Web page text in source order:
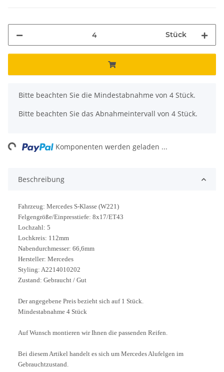
Stück
x
Bitte beachten Sie die Mindestabnahme von 4 Stück.
Bitte beachten Sie das Abnahmeintervall von 4 Stück.
Komponenten werden geladen ...
Beschreibung
Fahrzeug: Mercedes S-Klasse (W221)
Felgengröße/Einpresstiefe: 8x17/ET43
Lochzahl: 5
Lochkreis: 112mm
Nabendurchmesser: 66,6mm
Hersteller: Mercedes
Styling: A2214010202
Zustand: Gebraucht / Gut
Der angegebene Preis bezieht sich auf 1 Stück.
Mindestabnahme 4 Stück
Auf Wunsch montieren wir Ihnen die passenden Reifen.
Bei diesem Artikel handelt es sich um Mercedes Alufelgen im
Gebrauchtzustand.